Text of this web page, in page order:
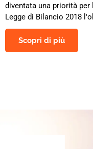
diventata una priorità
Legge di Bilancio 2018
Scopri di più